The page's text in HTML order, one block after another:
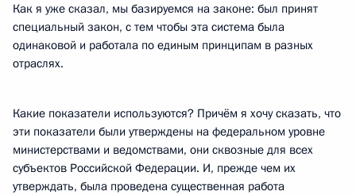
Как я уже сказал, мы базируемся на законе: был принят
специальный закон, с тем чтобы эта система была
одинаковой и работала по единым принципам в разных
отраслях.
Какие показатели используются? Причём я хочу сказать, что
эти показатели были утверждены на федеральном уровне
министерствами и ведомствами, они сквозные для всех
субъектов Российской Федерации. И, прежде чем их
утверждать, была проведена существенная работа